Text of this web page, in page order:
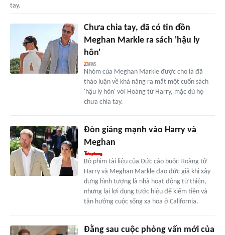
tay.
Chưa chia tay, đã có tin đồn
Meghan Markle ra sách 'hậu ly
hôn'
Nhóm của Meghan Markle được cho là đã
thảo luận về khả năng ra mắt một cuốn sách
'hậu ly hôn' với Hoàng tử Harry, mặc dù họ
chưa chia tay.
Đòn giáng mạnh vào Harry và
Meghan
Bộ phim tài liệu của Đức cáo buộc Hoàng tử
Harry và Meghan Markle đạo đức giả khi xây
dựng hình tượng là nhà hoạt động từ thiện,
nhưng lại lợi dụng tước hiệu để kiếm tiền và
tận hưởng cuộc sống xa hoa ở California.
Đằng sau cuộc phỏng vấn mới của